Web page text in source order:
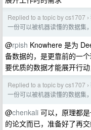
Replied to a topic by cs1707 ›
一份可以被机器读懂的数据集
@rpish Knowhere 是为
备数据的，是更靠前的一
要优质的数据才能展开行
Replied to a topic by cs1707 ›
一份可以被机器读懂的数据集
@chenkali 可以，原理都
的论文而已，准备好了再